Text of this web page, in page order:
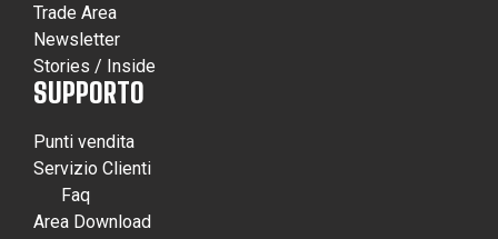
Trade Area
Newsletter
Stories / Inside
SUPPORTO
Punti vendita
Servizio Clienti
Faq
Area Download